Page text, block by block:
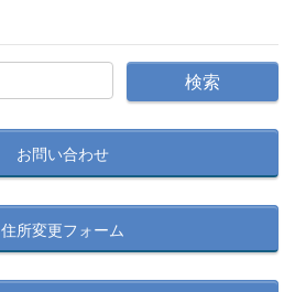
お問い合わせ
住所変更フォーム